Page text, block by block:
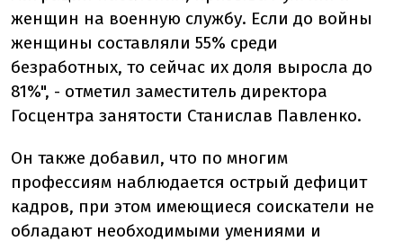
женщин на военную службу. Если до войны
женщины составляли 55% среди
безработных, то сейчас их доля выросла до
81%", - отметил заместитель директора
Госцентра занятости Станислав Павленко.
Он также добавил, что по многим
профессиям наблюдается острый дефицит
кадров, при этом имеющиеся соискатели не
обладают необходимыми умениями и